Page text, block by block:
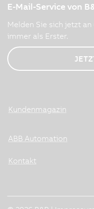
E-Mail-Service von
Melden Sie sich jetzt
immer als Erster.
Kundenmagazin
ABB Automation
Kontakt